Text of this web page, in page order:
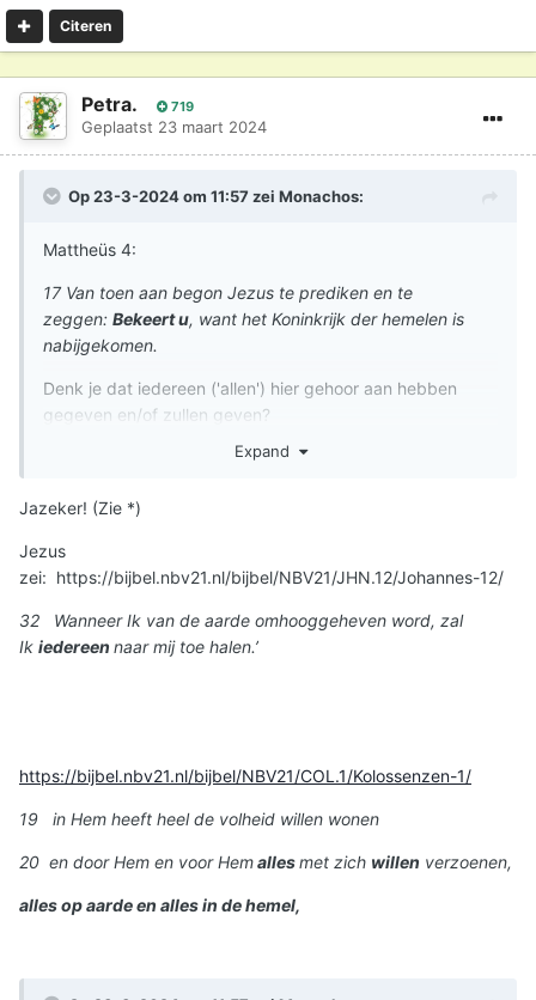
Citeren
Petra. 719
Geplaatst 23 maart 2024
Op 23-3-2024 om 11:57 zei Monachos:
Mattheüs 4:
17 Van toen aan begon Jezus te prediken en te
zeggen: Bekeert u, want het Koninkrijk der hemelen is
nabijgekomen.
Denk je dat iedereen ('allen') hier gehoor aan hebben
gegeven en/of zullen geven?
Expand
Jazeker! (Zie *)
Jezus
zei: https://bijbel.nbv21.nl/bijbel/NBV21/JHN.12/Johannes-12/
32 Wanneer Ik van de aarde omhooggeheven word, zal
Ik iedereen naar mij toe halen.’
https://bijbel.nbv21.nl/bijbel/NBV21/COL.1/Kolossenzen-1/
19 in Hem heeft heel de volheid willen wonen
20 en door Hem en voor Hemallesmet zich willen verzoenen,
alles op aarde en alles in de hemel,